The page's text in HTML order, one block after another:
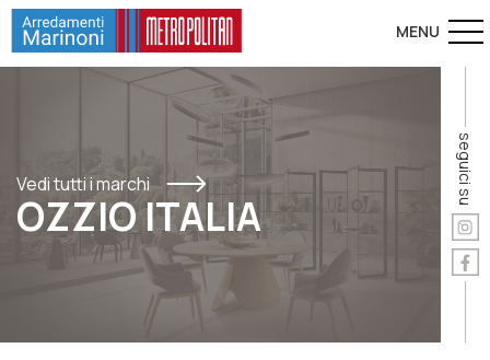
Vedi tutti i marchi
OZZIO ITALIA
seguici su